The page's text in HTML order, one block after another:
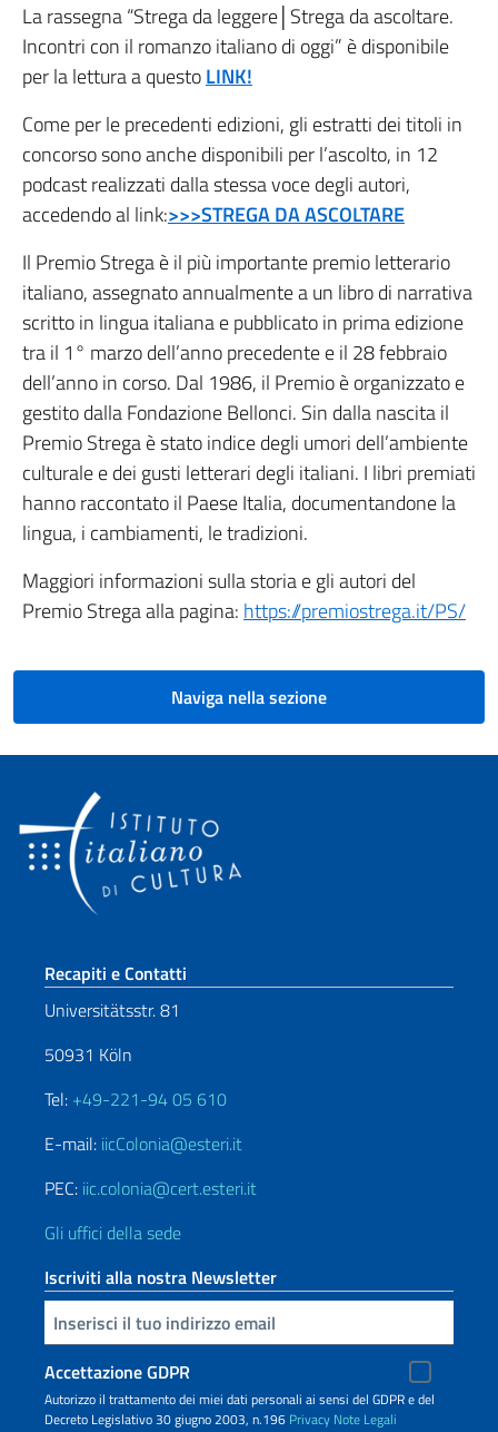
La rassegna “Strega da leggere│Strega da ascoltare.
Incontri con il romanzo italiano di oggi” è disponibile
per la lettura a questoLINK!
Come per le precedenti edizioni, gli estratti dei titoli in
concorso sono anche disponibili per l’ascolto, in 12
podcast realizzati dalla stessa voce degli autori,
accedendo al link:>>>STREGA DA ASCOLTARE
Il Premio Strega è il più importante premio letterario
italiano, assegnato annualmente a un libro di narrativa
scritto in lingua italiana e pubblicato in prima edizione
tra il 1° marzo dell’anno precedente e il 28 febbraio
dell’anno in corso. Dal 1986, il Premio è organizzato e
gestito dalla Fondazione Bellonci. Sin dalla nascita il
Premio Strega è stato indice degli umori dell’ambiente
culturale e dei gusti letterari degli italiani. I libri premiati
hanno raccontato il Paese Italia, documentandone la
lingua, i cambiamenti, le tradizioni.
Maggiori informazioni sulla storia e gli autori del
Premio Strega alla pagina: https://premiostrega.it/PS/
Naviga nella sezione
Sezione footer
Recapiti e Contatti
Universitätsstr. 81
50931 Köln
Tel: +49-221-94 05 610
E-mail: iicColonia@esteri.it
PEC: iic.colonia@cert.esteri.it
Gli uffici della sede
Iscriviti alla nostra Newsletter
Inserisci la tua email
Accettazione GDPR
Autorizzo il trattamento dei miei dati personali ai sensi del GDPR e del
Decreto Legislativo 30 giugno 2003, n.196 Privacy Note Legali